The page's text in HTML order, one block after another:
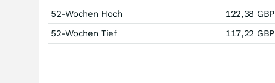
52-Wochen Hoch
122,38 GBP
52-Wochen Tief
117,22 GBP